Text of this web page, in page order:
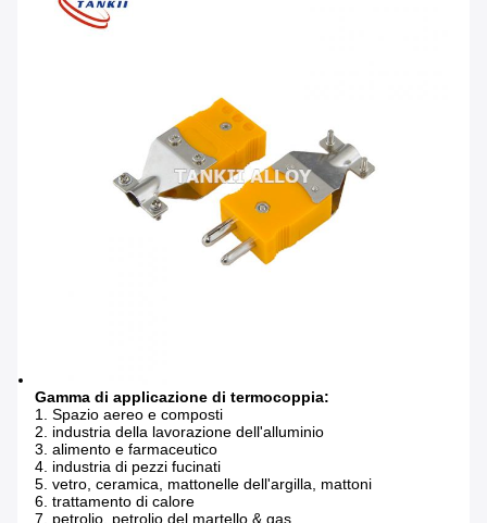
Gamma di applicazione di termocoppia:
1. Spazio aereo e composti
2. industria della lavorazione dell'alluminio
3. alimento e farmaceutico
4. industria di pezzi fucinati
5. vetro, ceramica, mattonelle dell'argilla, mattoni
6. trattamento di calore
7. petrolio, petrolio del martello & gas